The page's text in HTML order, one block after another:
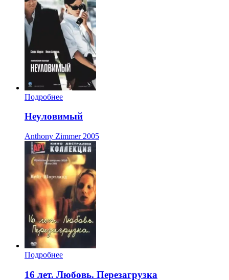
Подробнее
Неуловимый
Anthony Zimmer 2005
Подробнее
16 лет. Любовь. Перезагрузка